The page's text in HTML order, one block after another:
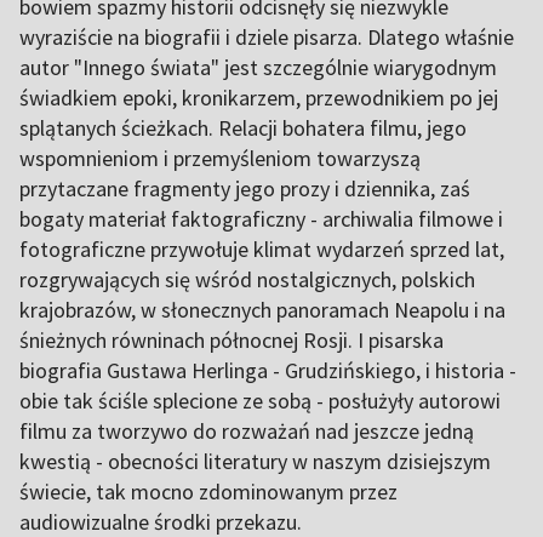
bowiem spazmy historii odcisnęły się niezwykle
wyraziście na biografii i dziele pisarza. Dlatego właśnie
autor "Innego świata" jest szczególnie wiarygodnym
świadkiem epoki, kronikarzem, przewodnikiem po jej
splątanych ścieżkach. Relacji bohatera filmu, jego
wspomnieniom i przemyśleniom towarzyszą
przytaczane fragmenty jego prozy i dziennika, zaś
bogaty materiał faktograficzny - archiwalia filmowe i
fotograficzne przywołuje klimat wydarzeń sprzed lat,
rozgrywających się wśród nostalgicznych, polskich
krajobrazów, w słonecznych panoramach Neapolu i na
śnieżnych równinach północnej Rosji. I pisarska
biografia Gustawa Herlinga - Grudzińskiego, i historia -
obie tak ściśle splecione ze sobą - posłużyły autorowi
filmu za tworzywo do rozważań nad jeszcze jedną
kwestią - obecności literatury w naszym dzisiejszym
świecie, tak mocno zdominowanym przez
audiowizualne środki przekazu.